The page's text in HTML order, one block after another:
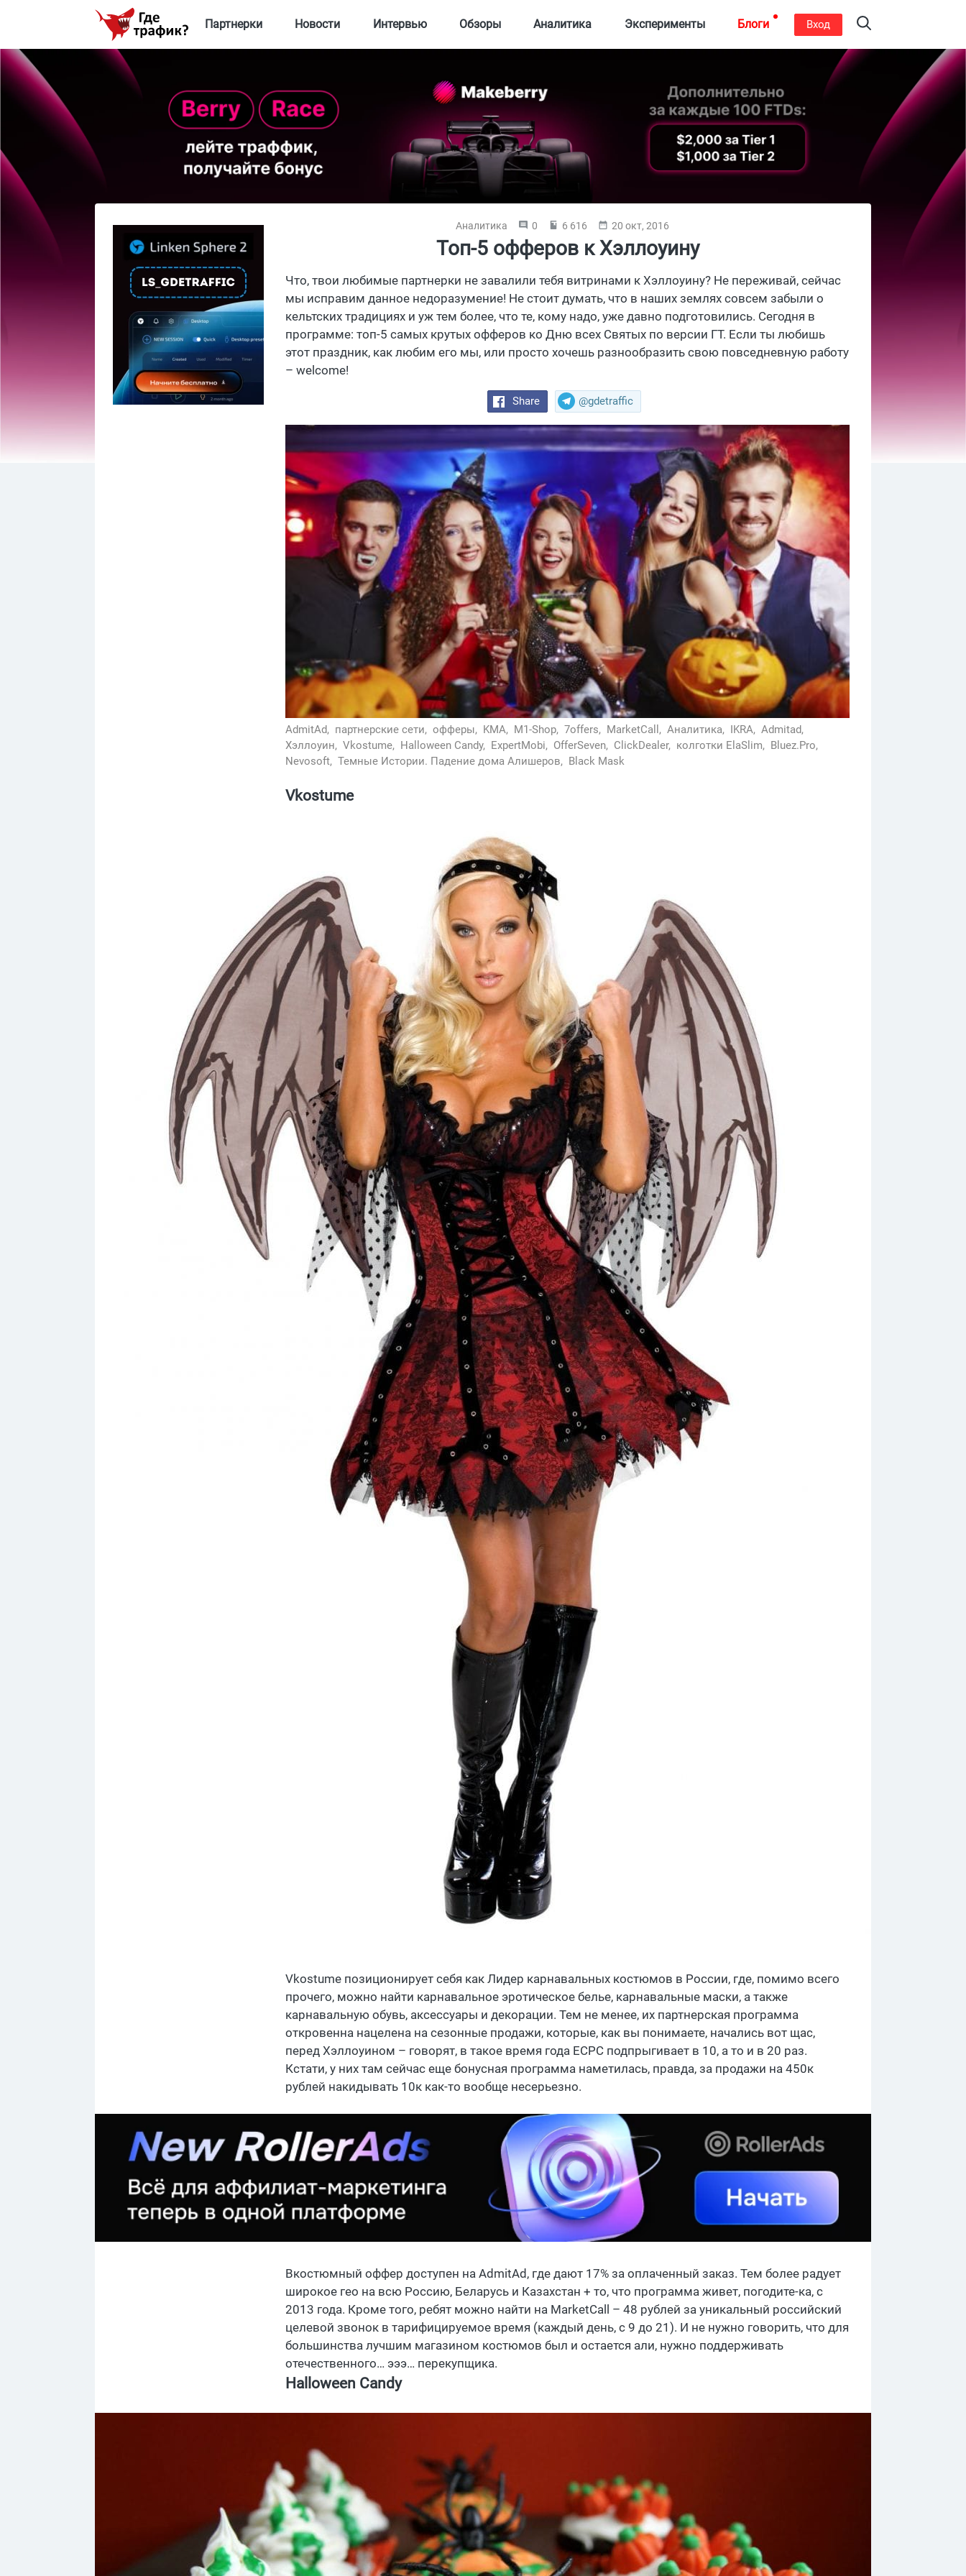
Партнерки Новости Интервью Обзоры Аналитика Эксперименты Блоги Вход
Аналитика 0 6 616 20 окт, 2016
Топ-5 офферов к Хэллоуину
Что, твои любимые партнерки не завалили тебя витринами к Хэллоуину? Не переживай, сейчас
мы исправим данное недоразумение! Не стоит думать, что в наших землях совсем забыли о
кельтских традициях и уж тем более, что те, кому надо, уже давно подготовились. Сегодня в
программе: топ-5 самых крутых офферов ко Дню всех Святых по версии ГТ. Если ты любишь
этот праздник, как любим его мы, или просто хочешь разнообразить свою повседневную работу
– welcome!
Share @gdetraffic
AdmitAd, партнерские сети, офферы, KMA, M1-Shop, 7offers, MarketCall, Аналитика, IKRA, Admitad,
Хэллоуин, Vkostume, Halloween Candy, ExpertMobi, OfferSeven, ClickDealer, колготки ElaSlim, Bluez.Pro,
Nevosoft, Темные Истории. Падение дома Алишеров, Black Mask
Vkostume
Vkostume позиционирует себя как Лидер карнавальных костюмов в России, где, помимо всего
прочего, можно найти карнавальное эротическое белье, карнавальные маски, а также
карнавальную обувь, аксессуары и декорации. Тем не менее, их партнерская программа
откровенна нацелена на сезонные продажи, которые, как вы понимаете, начались вот щас,
перед Хэллоуином – говорят, в такое время года ECPC подпрыгивает в 10, а то и в 20 раз.
Кстати, у них там сейчас еще бонусная программа наметилась, правда, за продажи на 450к
рублей накидывать 10к как-то вообще несерьезно.
Вкостюмный оффер доступен на AdmitAd, где дают 17% за оплаченный заказ. Тем более радует
широкое гео на всю Россию, Беларусь и Казахстан + то, что программа живет, погодите-ка, с
2013 года. Кроме того, ребят можно найти на MarketCall – 48 рублей за уникальный российский
целевой звонок в тарифицируемое время (каждый день, с 9 до 21). И не нужно говорить, что для
большинства лучшим магазином костюмов был и остается али, нужно поддерживать
отечественного… эээ… перекупщика.
Halloween Candy